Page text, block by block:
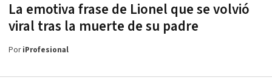
La emotiva frase de Lionel que se volvió
viral tras la muerte de su padre
PoriProfesional